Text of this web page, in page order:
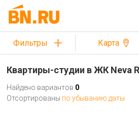
Фильтры Карта
Квартиры-студии в ЖК Neva
Найдено вариантов 0
Отсортированы по убыванию даты